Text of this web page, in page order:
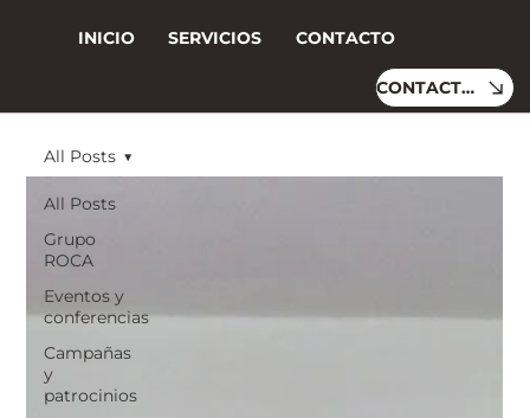
INICIO SERVICIOS CONTACTO
CONTACTO
All Posts
Grupo
ROCA
Eventos y
conferencias
Campañas
y
patrocinios
All Posts